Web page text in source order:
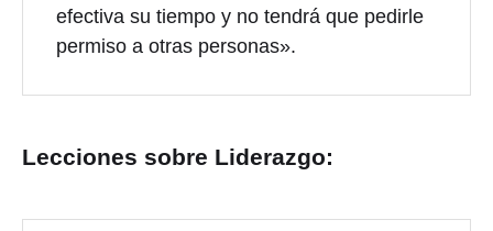
efectiva su tiempo y no tendrá que pedirle
permiso a otras personas».
Lecciones sobre Liderazgo: